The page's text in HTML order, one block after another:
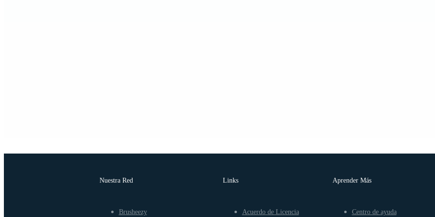
Nuestra Red
Brusheezy
Links
Acuerdo de Licencia
Aprender Más
Centro de ayuda